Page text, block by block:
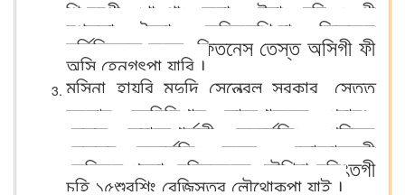
থিংনবগী খোঙথাং অমা ওইনা, চহি ১৫গী
মথক্তা লৈবা ভেহিকলশিংদা ফিতনেস
সর্তিফিকেত অমসুং ফিতনেস তেস্ত অসিগী ফী
অসি হেনগৎপা য়ারি।
মসিনা হায়রি মদুদি সেন্ত্রেল সরকার, স্তেত
সরকার, ম্যুনিসিপাল কোরপোরেসন, পন্চায়ৎ,
স্তেত ত্রান্সপোর্তকী অন্দর্তেকিং, পব্লিক
সেক্তর অন্দর্তেকিং অমসুং ওতোনোমসকী
ভেহিকল পুম্বা রেজিস্ত্রেসন তৌখিবা নুমিৎতগী
চহি ১৫শুবশিং রেজিস্তর লৌথোকপা য়াই।